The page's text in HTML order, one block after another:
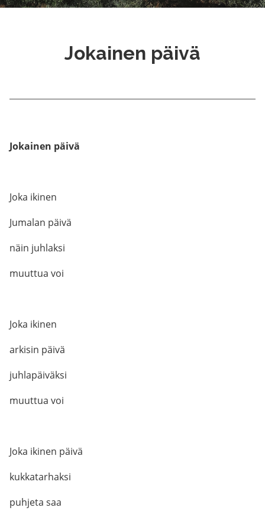
Jokainen päivä
Jokainen päivä
Joka ikinen
Jumalan päivä
näin juhlaksi
muuttua voi
Joka ikinen
arkisin päivä
juhlapäiväksi
muuttua voi
Joka ikinen päivä
kukkatarhaksi
puhjeta saa